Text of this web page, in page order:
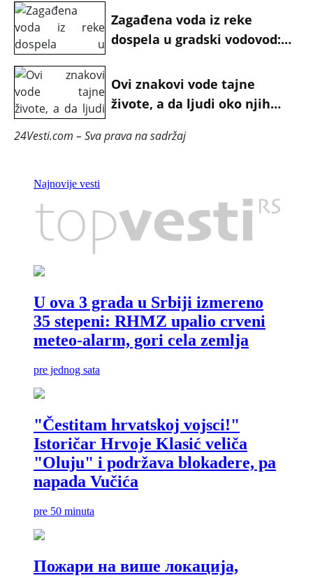
Zagađena voda iz reke
dospela u gradski vodovod:
slučajeva trovanja
Ovi znakovi vode tajne
živote, a da ljudi oko njih
24Vesti.com – Sva prava na sadržaj